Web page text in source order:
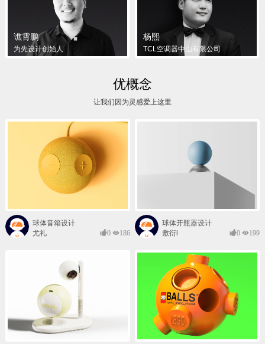
谯霄鹏
为先设计创始人
杨熙
TCL空调器中山有限公司
优概念
让我们因为灵感爱上这里
球体音箱设计
尤礼
0 186
球体开瓶器设计
敷衍i
0 199